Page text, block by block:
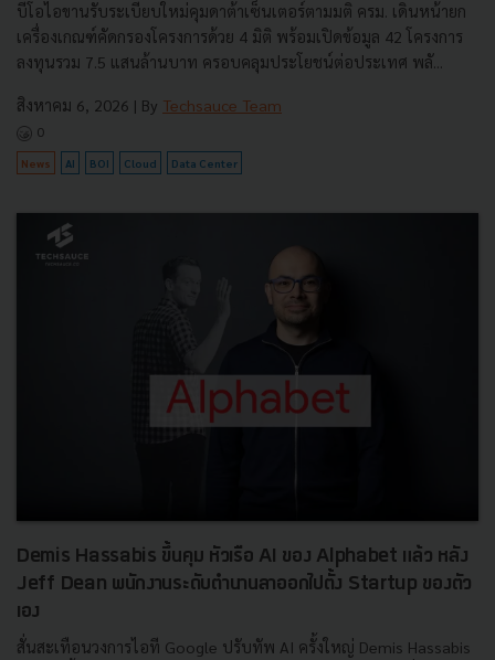
บีโอไอขานรับระเบียบใหม่คุมดาต้าเซ็นเตอร์ตามมติ ครม. เดินหน้ายก
เครื่องเกณฑ์คัดกรองโครงการด้วย 4 มิติ พร้อมเปิดข้อมูล 42 โครงการ
ลงทุนรวม 7.5 แสนล้านบาท ครอบคลุมประโยชน์ต่อประเทศ พลั...
สิงหาคม 6, 2026 | By Techsauce Team
0
News AI BOI Cloud Data Center
Demis Hassabis ขึ้นคุม หัวเรือ AI ของ Alphabet แล้ว หลัง
Jeff Dean พนักงานระดับตำนานลาออกไปตั้ง Startup ของตัว
เอง
สั่นสะเทือนวงการไอที Google ปรับทัพ AI ครั้งใหญ่ Demis Hassabis